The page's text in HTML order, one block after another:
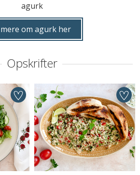
agurk
om agurk her
Opskrifter